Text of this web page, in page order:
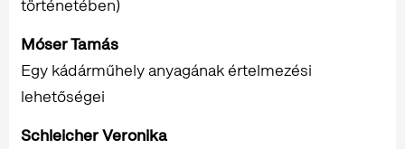
történetében)
Móser Tamás
Egy kádárműhely anyagának értelmezési
lehetőségei
Schleicher Veronika